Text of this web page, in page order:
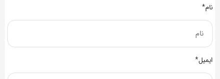
نام*
ایمیل*